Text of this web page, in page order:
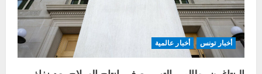
أخبار تونس أخبار عالمية